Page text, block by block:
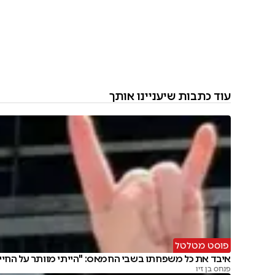
עוד כתבות שיעניינו אותך
פוסט מטלטל
איבד את כל משפחתו בשבי החמאס: "הייתי מוותר על
פנחס בן זיו